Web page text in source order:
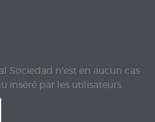
Sociedad n'est en aucun cas
inséré par les utilisateurs.